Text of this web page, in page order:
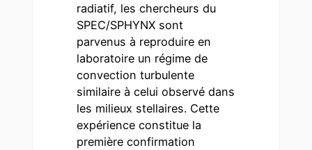
radiatif, les chercheurs du
SPEC/SPHYNX sont
parvenus à reproduire en
laboratoire un régime de
convection turbulente
similaire à celui observé dans
les milieux stellaires. Cette
expérience constitue la
première confirmation